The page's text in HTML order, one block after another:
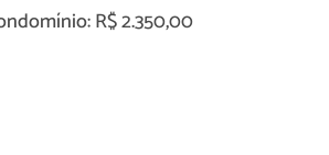
R$ 2.350,00